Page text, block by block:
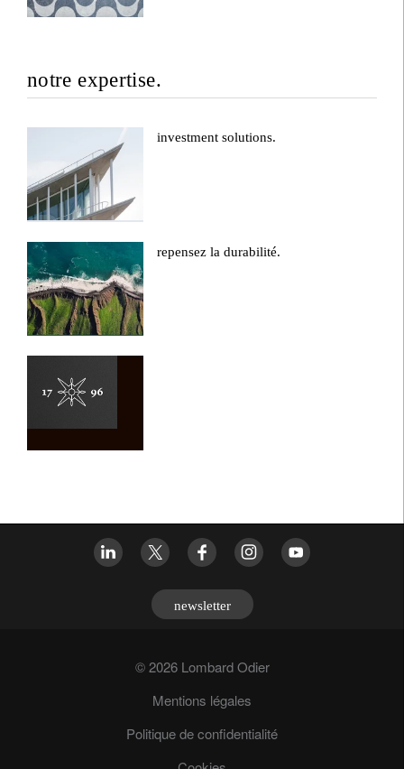
notre expertise.
investment solutions.
repensez la durabilité.
newsletter
© 2026 Lombard Odier
Mentions légales
Politique de confidentialité